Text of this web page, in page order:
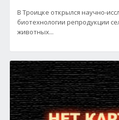
В Троицке открылся научно-
биотехнологии репродукции
животных...